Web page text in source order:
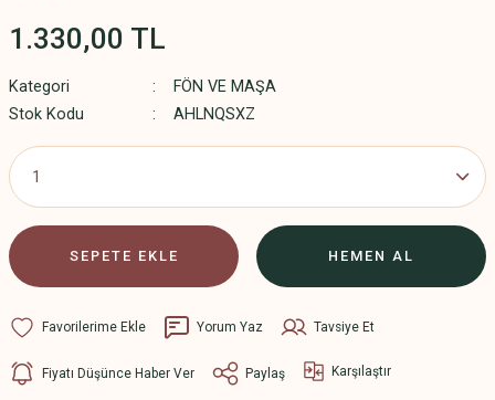
1.330,00 TL
Kategori
FÖN VE MAŞA
Stok Kodu
AHLNQSXZ
SEPETE EKLE HEMEN AL
Yorum Yaz Tavsiye Et
Fiyatı Düşünce Haber Ver Paylaş Karşılaştır